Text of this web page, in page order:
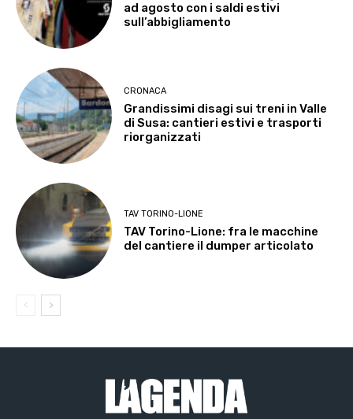
ad agosto con i saldi estivi
sull’abbigliamento
CRONACA
Grandissimi disagi sui treni in Valle
di Susa: cantieri estivi e trasporti
riorganizzati
TAV TORINO-LIONE
TAV Torino-Lione: fra le macchine
del cantiere il dumper articolato